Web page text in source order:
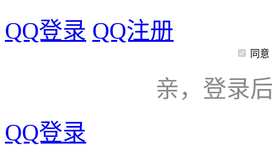
QQ登录 QQ注册
同意
亲，登录
QQ登录